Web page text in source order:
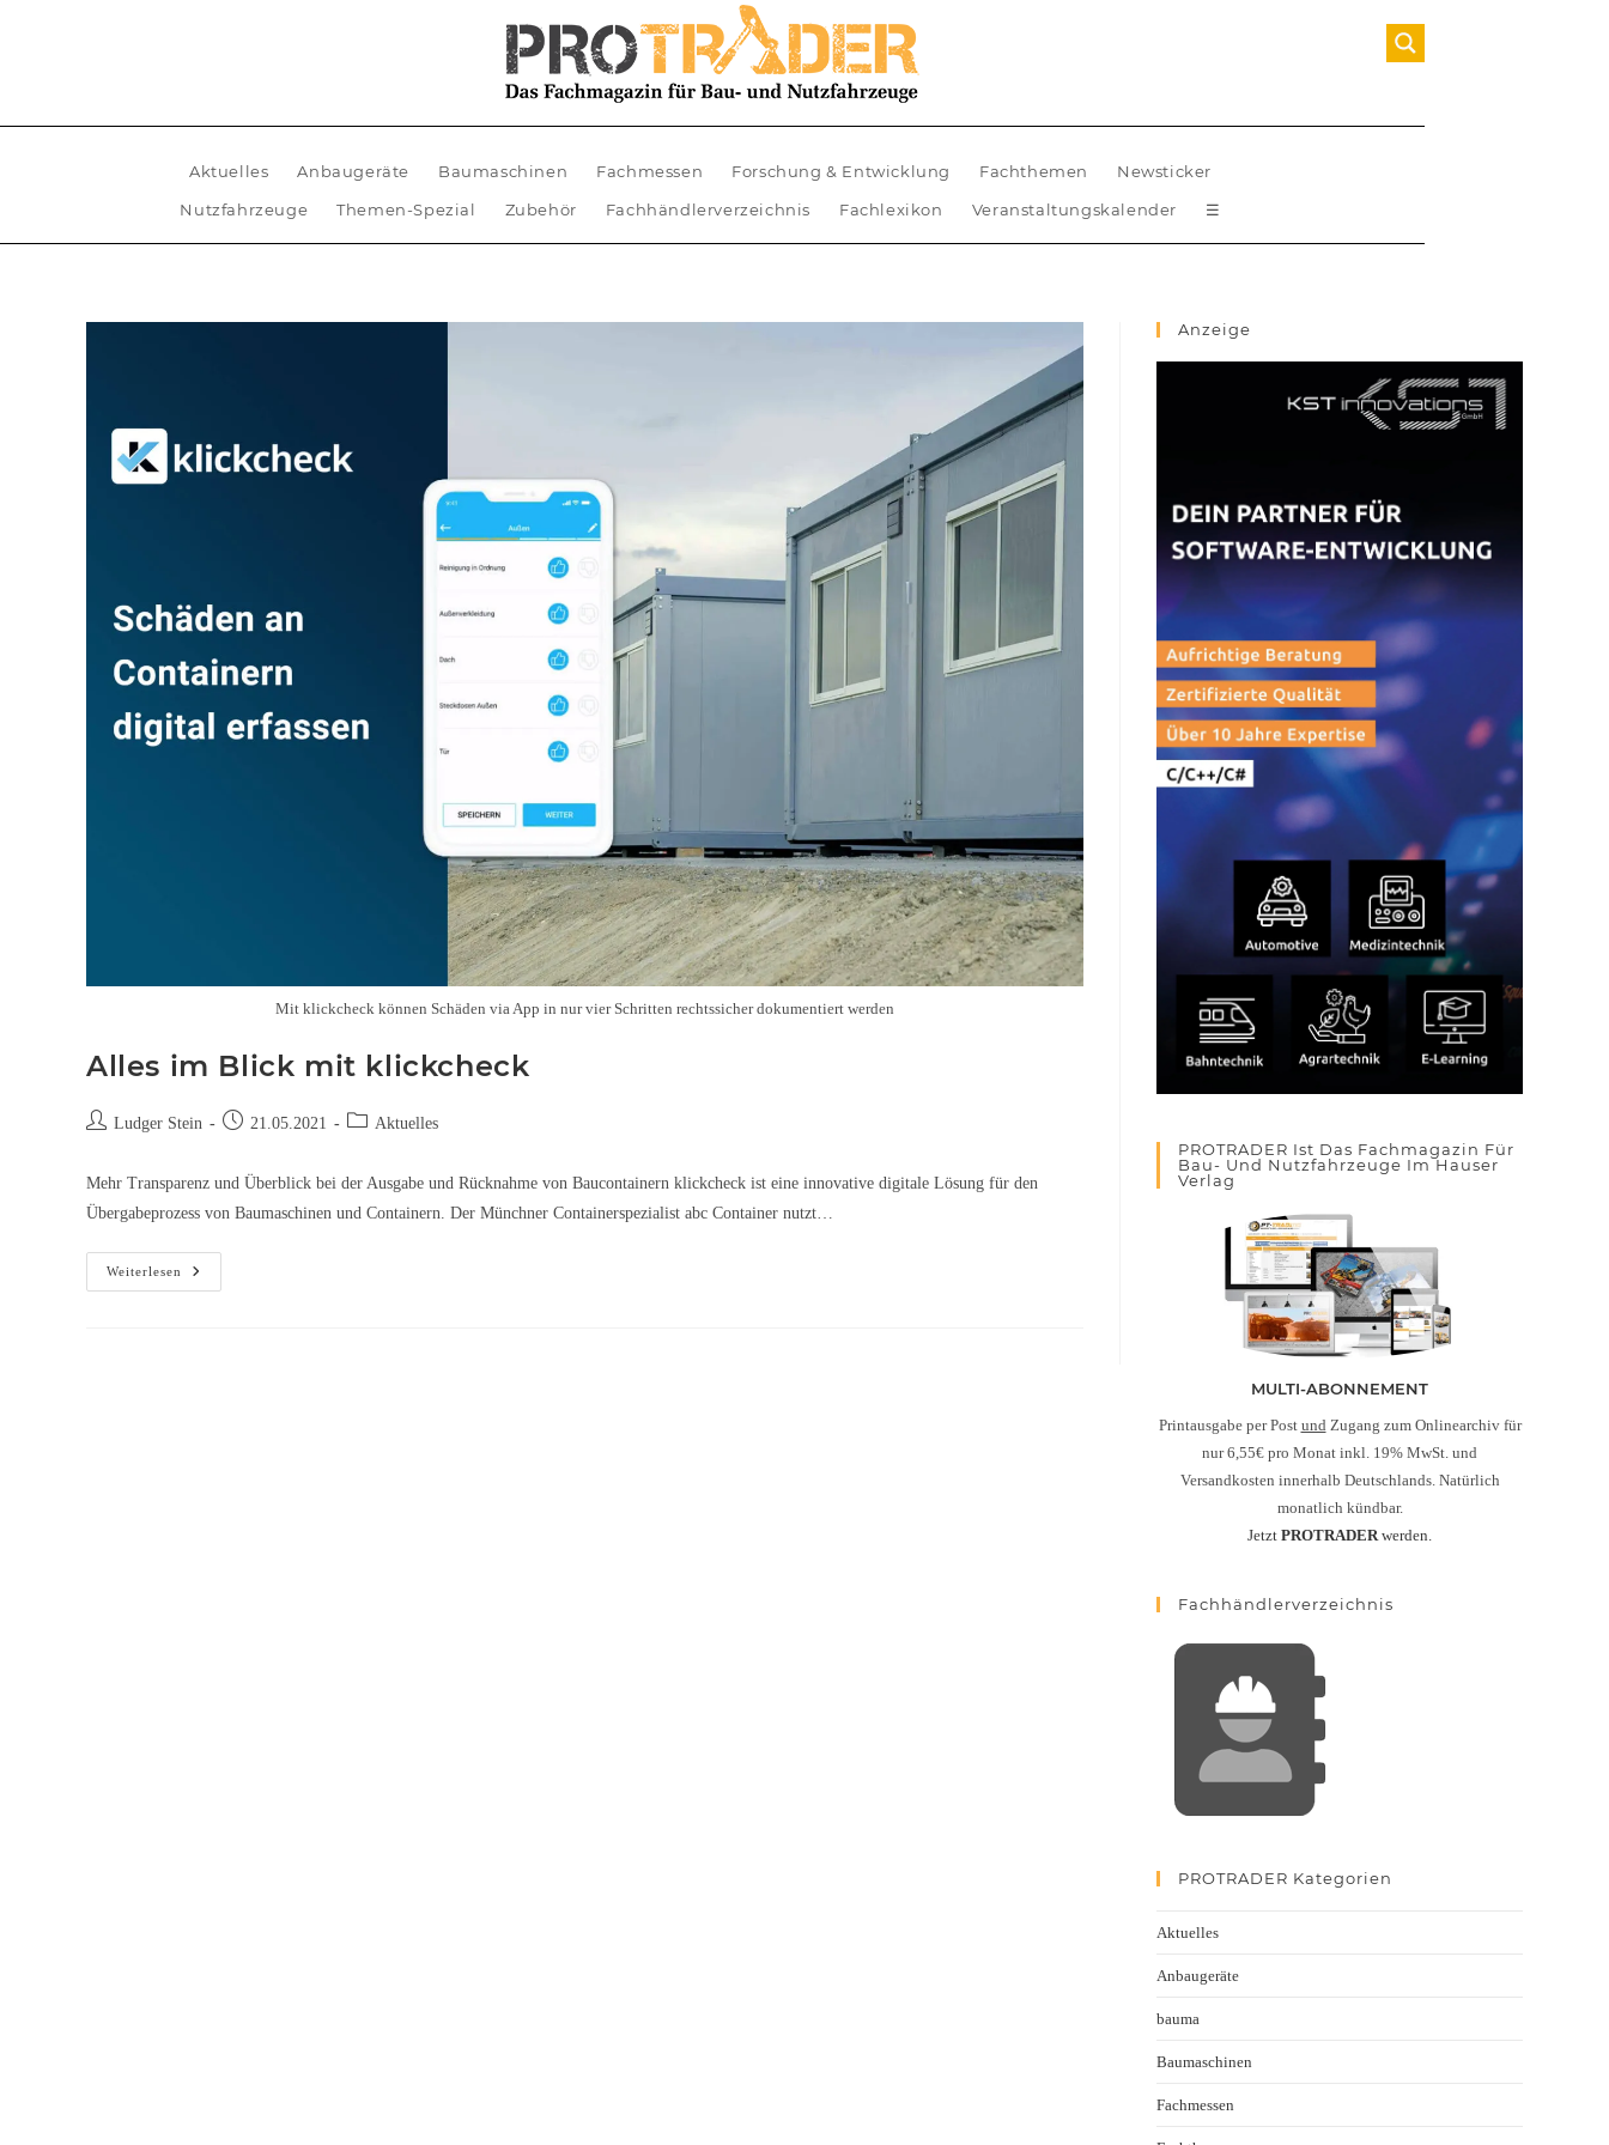
Aktuelles Anbaugeräte Baumaschinen Fachmessen Forschung & Entwicklung Fachthemen
Newsticker
Nutzfahrzeuge
Themen-Spezial Zubehör Fachhändlerverzeichnis Fachlexikon Veranstaltungskalender ☰
Mit klickcheck können Schäden via App in nur vier Schritten rechtssicher dokumentiert werden
Alles im Blick mit klickcheck
Ludger Stein 21.05.2021 Aktuelles
Mehr Transparenz und Überblick bei der Ausgabe und Rücknahme von Baucontainern klickcheck ist eine innovative digitale Lösung für den
Übergabeprozess von Baumaschinen und Containern. Der Münchner Containerspezialist abc Container nutzt…
Weiterlesen
Anzeige
PROTRADER Ist Das Fachmagazin Für
Bau- Und Nutzfahrzeuge Im Hauser
Verlag
MULTI-ABONNEMENT
Printausgabe per Post und Zugang zum Onlinearchiv für
nur 6,55€ pro Monat inkl. 19% MwSt. und
Versandkosten innerhalb Deutschlands. Natürlich
monatlich kündbar.
Jetzt PROTRADERwerden.
Fachhändlerverzeichnis
PROTRADER Kategorien
Aktuelles
Anbaugeräte
bauma
Baumaschinen
Fachmessen